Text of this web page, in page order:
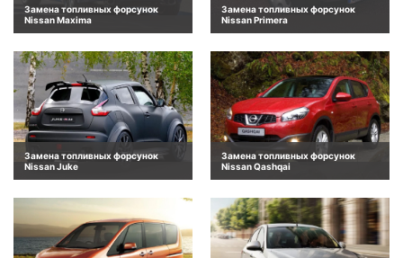
Замена топливных форсунок
Nissan Maxima
Замена топливных форсунок
Nissan Primera
Замена топливных форсунок
Nissan Juke
Замена топливных форсунок
Nissan Qashqai